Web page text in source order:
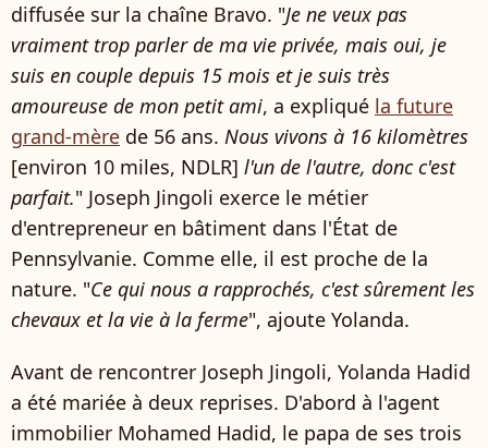
diffusée sur la chaîne Bravo. "Je ne veux pas
vraiment trop parler de ma vie privée, mais oui, je
suis en couple depuis 15 mois et je suis très
amoureuse de mon petit ami, a expliqué la future
grand-mère de 56 ans. Nous vivons à 16 kilomètres
[environ 10 miles, NDLR] l'un de l'autre, donc c'est
parfait." Joseph Jingoli exerce le métier
d'entrepreneur en bâtiment dans l'État de
Pennsylvanie. Comme elle, il est proche de la
nature. "Ce qui nous a rapprochés, c'est sûrement les
chevaux et la vie à la ferme", ajoute Yolanda.
Avant de rencontrer Joseph Jingoli, Yolanda Hadid
a été mariée à deux reprises. D'abord à l'agent
immobilier Mohamed Hadid, le papa de ses trois